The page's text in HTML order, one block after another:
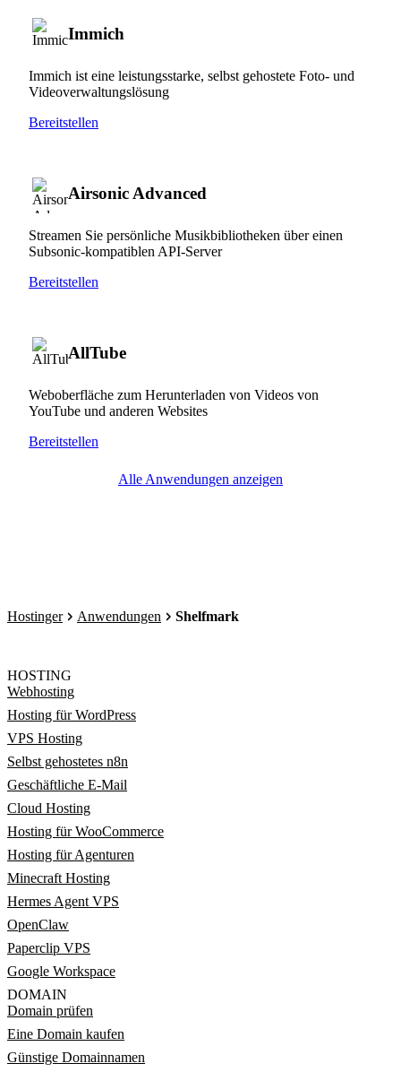
Immich
Immich ist eine leistungsstarke, selbst gehostete Foto- und
Videoverwaltungslösung
Bereitstellen
Airsonic Advanced
Streamen Sie persönliche Musikbibliotheken über einen
Subsonic-kompatiblen API-Server
Bereitstellen
AllTube
Weboberfläche zum Herunterladen von Videos von
YouTube und anderen Websites
Bereitstellen
Alle Anwendungen anzeigen
Hostinger Anwendungen Shelfmark
HOSTING
Webhosting
Hosting für WordPress
VPS Hosting
Selbst gehostetes n8n
Geschäftliche E-Mail
Cloud Hosting
Hosting für WooCommerce
Hosting für Agenturen
Minecraft Hosting
Hermes Agent VPS
OpenClaw
Paperclip VPS
Google Workspace
DOMAIN
Domain prüfen
Eine Domain kaufen
Günstige Domainnamen